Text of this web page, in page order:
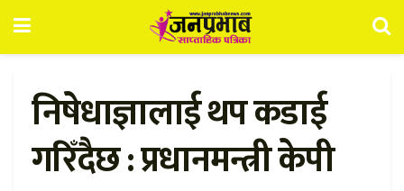
निषेधाज्ञालाई थप कडाई
गरिँदैछ : प्रधानमन्त्री केपी